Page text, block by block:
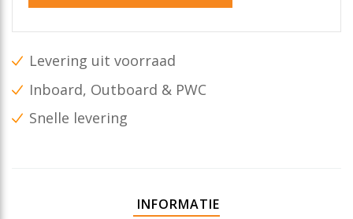
Levering uit voorraad
Inboard, Outboard & PWC
Snelle levering
INFORMATIE